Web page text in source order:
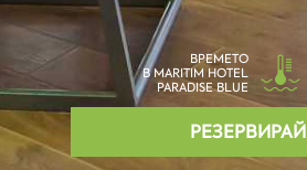
ВРЕМЕТО
В MARITIM HOTEL
PARADISE BLUE
РЕЗЕРВИРАЙ